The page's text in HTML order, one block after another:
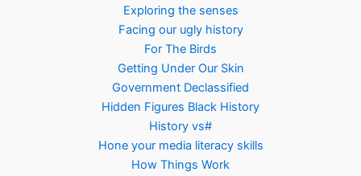
Exploring the senses
Facing our ugly history
For The Birds
Getting Under Our Skin
Government Declassified
Hidden Figures Black History
History vs#
Hone your media literacy skills
How Things Work